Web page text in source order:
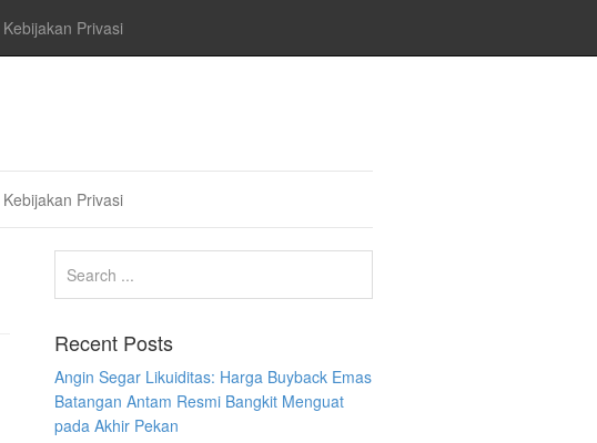
Kebijakan Privasi
Kebijakan Privasi
Recent Posts
Angin Segar Likuiditas: Harga Buyback Emas
Batangan Antam Resmi Bangkit Menguat
pada Akhir Pekan